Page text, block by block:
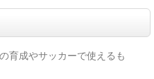
育成やサッカーで使えるも